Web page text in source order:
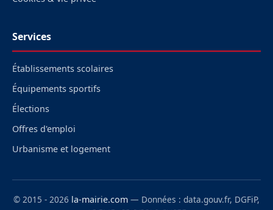
Services
Établissements scolaires
Équipements sportifs
Élections
Offres d'emploi
Urbanisme et logement
© 2015 - 2026 la-mairie.com — Données : data.gouv.fr, DGFiP,